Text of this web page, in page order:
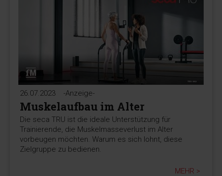
26.07.2023 -Anzeige-
Muskelaufbau im Alter
Die seca TRU ist die ideale Unterstützung für
Trainierende, die Muskelmasseverlust im Alter
vorbeugen möchten. Warum es sich lohnt, diese
Zielgruppe zu bedienen.
MEHR >